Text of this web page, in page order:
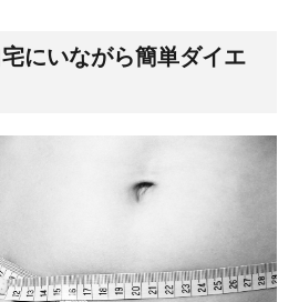
にいながら簡単ダイエ